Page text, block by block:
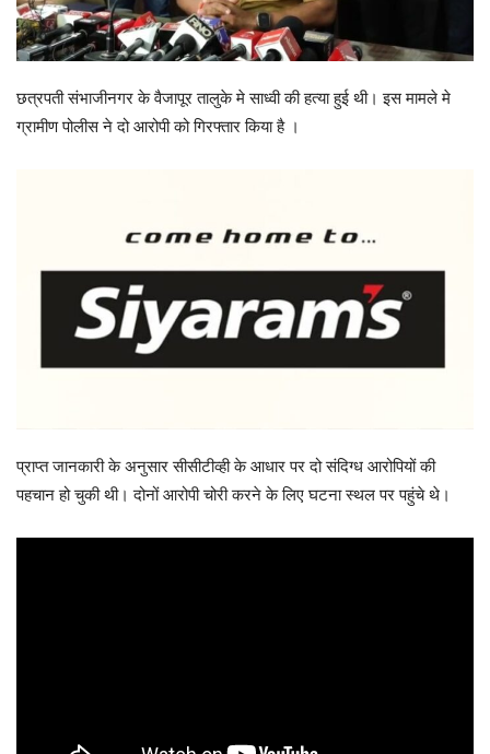
छत्रपती संभाजीनगर के वैजापूर तालुके मे साध्वी की हत्या हुई थी। इस मामले मे
ग्रामीण पोलीस ने दो आरोपी को गिरफ्तार किया है ।
प्राप्त जानकारी के अनुसार सीसीटीव्ही के आधार पर दो संदिग्ध आरोपियों की
पहचान हो चुकी थी। दोनों आरोपी चोरी करने के लिए घटना स्थल पर पहुंचे थे।